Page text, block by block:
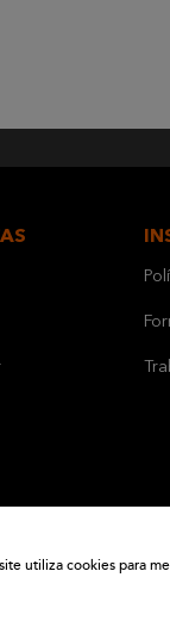
utiliza cookies para